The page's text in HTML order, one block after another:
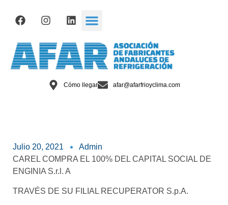
Cómo llegar afar@afarfrioyclima.com
Julio 20, 2021
Admin
CAREL COMPRA EL 100% DEL CAPITAL SOCIAL DE
ENGINIA S.r.l. A
TRAVÉS DE SU FILIAL RECUPERATOR S.p.A.